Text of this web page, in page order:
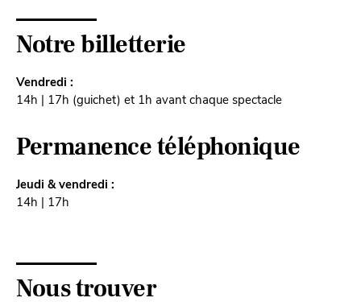
Notre billetterie
Vendredi :
14h | 17h (guichet) et 1h avant chaque spectacle
Permanence téléphonique
Jeudi & vendredi :
14h | 17h
Nous trouver